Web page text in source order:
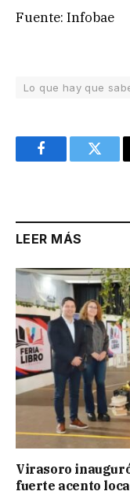
Fuente: Infobae
Lo que hay que
Facebook
LEER MÁS
Virasoro
fuerte acento